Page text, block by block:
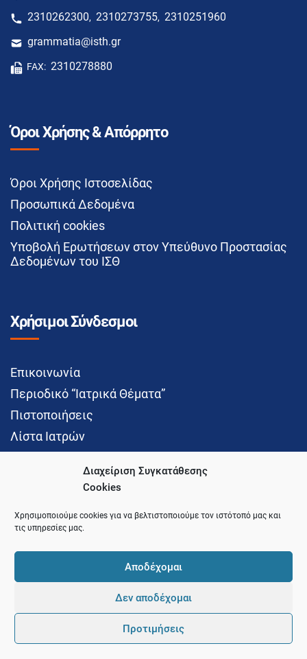
Διαχείριση Συγκατάθεσης
Cookies
Χρησιμοποιούμε cookies για να βελτιστοποιούμε τον ιστότοπό μας και
τις υπηρεσίες μας.
Αποδέχομαι
Δεν αποδέχομαι
Προτιμήσεις
2310262300, 2310273755, 2310251960
grammatia@isth.gr
FAX: 2310278880
Όροι Χρήσης & Απόρρητο
Όροι Χρήσης Ιστοσελίδας
Προσωπικά Δεδομένα
Πολιτική cookies
Υποβολή Ερωτήσεων στον Υπεύθυνο Προστασίας
Δεδομένων του ΙΣΘ
Χρήσιμοι Σύνδεσμοι
Επικοινωνία
Περιοδικό “Ιατρικά Θέματα”
Πιστοποιήσεις
Λίστα Ιατρών
Social Media
© 2021 Ιατρικός Σύλλογος Θεσσαλονίκης
Development and Hosting byPointer